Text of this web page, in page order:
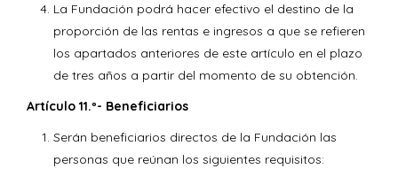
La Fundación podrá hacer efectivo el destino de la
proporción de las rentas e ingresos a que se refieren
los apartados anteriores de este artículo en el plazo
de tres años a partir del momento de su obtención.
Artículo 11.º- Beneficiarios
Serán beneficiarios directos de la Fundación las
personas que reúnan los siguientes requisitos: